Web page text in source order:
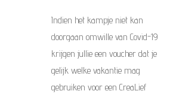
Indien het kampje niet kan
doorgaan omwille van Covid-19
krijgen jullie een voucher dat je
gelijk welke vakantie mag
gebruiken voor een CreaLief